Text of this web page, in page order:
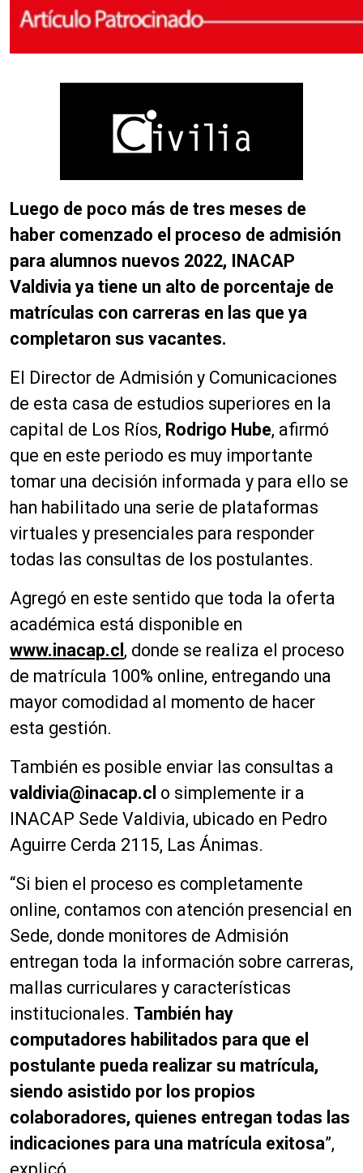
Luego de poco más de tres meses de
haber comenzado el proceso de admisión
para alumnos nuevos 2022, INACAP
Valdivia ya tiene un alto de porcentaje de
matrículas con carreras en las que ya
completaron sus vacantes.
El Director de Admisión y Comunicaciones
de esta casa de estudios superiores en la
capital de Los Ríos, Rodrigo Hube, afirmó
que en este periodo es muy importante
tomar una decisión informada y para ello se
han habilitado una serie de plataformas
virtuales y presenciales para responder
todas las consultas de los postulantes.
Agregó en este sentido que toda la oferta
académica está disponible en
www.inacap.cl , donde se realiza el proceso
de matrícula 100% online, entregando una
mayor comodidad al momento de hacer
esta gestión.
También es posible enviar las consultas a
valdivia@inacap.cl o simplemente ir a
INACAP Sede Valdivia, ubicado en Pedro
Aguirre Cerda 2115, Las Ánimas.
“Si bien el proceso es completamente
online, contamos con atención presencial en
Sede, donde monitores de Admisión
entregan toda la información sobre carreras,
mallas curriculares y características
institucionales. También hay
computadores habilitados para que el
postulante pueda realizar su matrícula,
siendo asistido por los propios
colaboradores, quienes entregan todas las
indicaciones para una matrícula exitosa”,